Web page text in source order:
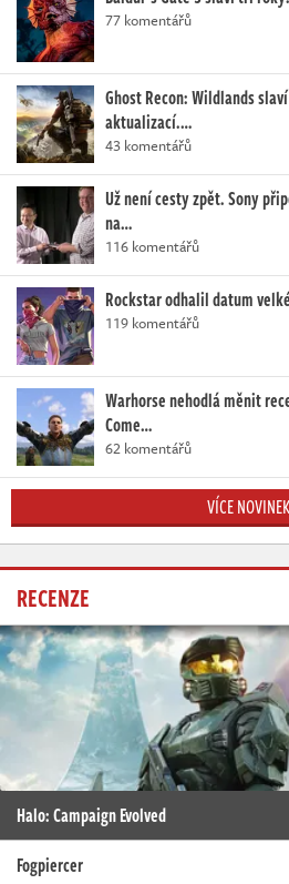
77 komentářů
Ghost Recon: Wildlands
aktualizací.…
43 komentářů
Už není cesty zpět. Sony
na…
116 komentářů
Rockstar odhalil datum
119 komentářů
Warhorse nehodlá měnit
Come…
62 komentářů
VÍCE NOVINEK
RECENZE
Halo: Campaign Evolved
Fogpiercer